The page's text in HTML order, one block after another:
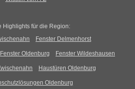
Highlights für die Region:
Fenster Delmenhorst
Fenster Oldenburg Fenster Wildeshausen
Haustüren Oldenburg
Oldenburg